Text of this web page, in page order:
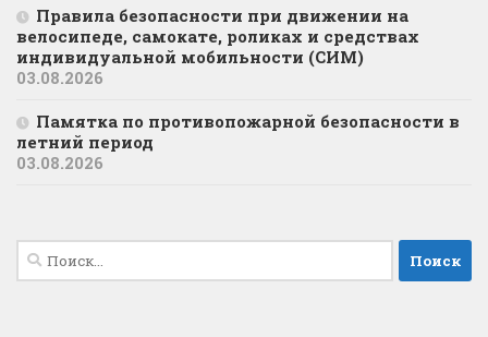
Правила безопасности при движении на
велосипеде, самокате, роликах и средствах
индивидуальной мобильности (СИМ)
03.08.2026
Памятка по противопожарной безопасности в
летний период
03.08.2026
Найти: